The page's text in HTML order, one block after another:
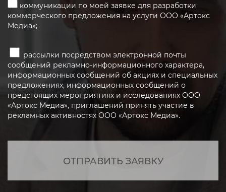
коммуникации по моей заявке для разработки
коммерческого предложения на услуги ООО «Артокс
Медиа»;
рассылки посредством электронной почты
сообщений рекламно-информационного характера,
информационных сообщений об акциях и специальных
предложениях, информационных сообщений о
предстоящих мероприятиях и исследованиях ООО
«Артокс Медиа», приглашений принять участие в
рекламных активностях ООО «Артокс Медиа».
ОТПРАВИТЬ ЗАЯВКУ